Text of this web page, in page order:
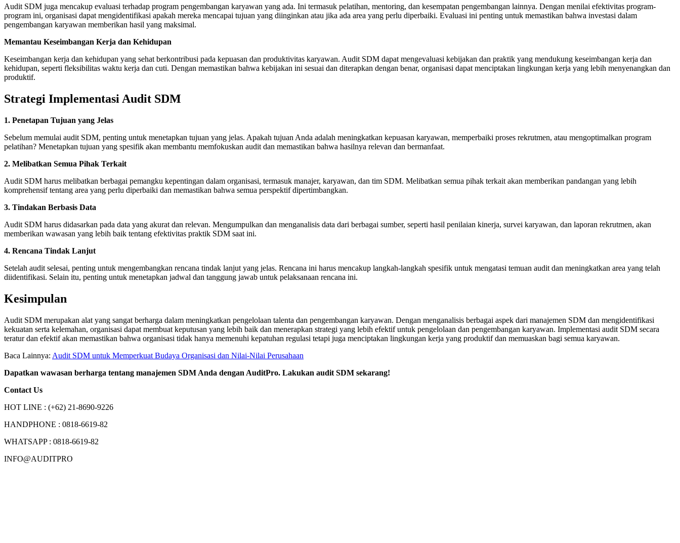
Audit SDM juga mencakup evaluasi terhadap program pengembangan karyawan yang ada. Ini termasuk pelatihan, mentoring, dan kesempatan pengembangan lainnya. Dengan menilai efektivitas program-
program ini, organisasi dapat mengidentifikasi apakah mereka mencapai tujuan yang diinginkan atau jika ada area yang perlu diperbaiki. Evaluasi ini penting untuk memastikan bahwa investasi dalam
pengembangan karyawan memberikan hasil yang maksimal.
Memantau Keseimbangan Kerja dan Kehidupan
Keseimbangan kerja dan kehidupan yang sehat berkontribusi pada kepuasan dan produktivitas karyawan. Audit SDM dapat mengevaluasi kebijakan dan praktik yang mendukung keseimbangan kerja dan
kehidupan, seperti fleksibilitas waktu kerja dan cuti. Dengan memastikan bahwa kebijakan ini sesuai dan diterapkan dengan benar, organisasi dapat menciptakan lingkungan kerja yang lebih menyenangkan dan
produktif.
Strategi Implementasi Audit SDM
1. Penetapan Tujuan yang Jelas
Sebelum memulai audit SDM, penting untuk menetapkan tujuan yang jelas. Apakah tujuan Anda adalah meningkatkan kepuasan karyawan, memperbaiki proses rekrutmen, atau mengoptimalkan program
pelatihan? Menetapkan tujuan yang spesifik akan membantu memfokuskan audit dan memastikan bahwa hasilnya relevan dan bermanfaat.
2. Melibatkan Semua Pihak Terkait
Audit SDM harus melibatkan berbagai pemangku kepentingan dalam organisasi, termasuk manajer, karyawan, dan tim SDM. Melibatkan semua pihak terkait akan memberikan pandangan yang lebih
komprehensif tentang area yang perlu diperbaiki dan memastikan bahwa semua perspektif dipertimbangkan.
3. Tindakan Berbasis Data
Audit SDM harus didasarkan pada data yang akurat dan relevan. Mengumpulkan dan menganalisis data dari berbagai sumber, seperti hasil penilaian kinerja, survei karyawan, dan laporan rekrutmen, akan
memberikan wawasan yang lebih baik tentang efektivitas praktik SDM saat ini.
4. Rencana Tindak Lanjut
Setelah audit selesai, penting untuk mengembangkan rencana tindak lanjut yang jelas. Rencana ini harus mencakup langkah-langkah spesifik untuk mengatasi temuan audit dan meningkatkan area yang telah
diidentifikasi. Selain itu, penting untuk menetapkan jadwal dan tanggung jawab untuk pelaksanaan rencana ini.
Kesimpulan
Audit SDM merupakan alat yang sangat berharga dalam meningkatkan pengelolaan talenta dan pengembangan karyawan. Dengan menganalisis berbagai aspek dari manajemen SDM dan mengidentifikasi
kekuatan serta kelemahan, organisasi dapat membuat keputusan yang lebih baik dan menerapkan strategi yang lebih efektif untuk pengelolaan dan pengembangan karyawan. Implementasi audit SDM secara
teratur dan efektif akan memastikan bahwa organisasi tidak hanya memenuhi kepatuhan regulasi tetapi juga menciptakan lingkungan kerja yang produktif dan memuaskan bagi semua karyawan.
Baca Lainnya: Audit SDM untuk Memperkuat Budaya Organisasi dan Nilai-Nilai Perusahaan
Dapatkan wawasan berharga tentang manajemen SDM Anda dengan AuditPro. Lakukan audit SDM sekarang!
Contact Us
HOT LINE : (+62) 21-8690-9226
HANDPHONE : 0818-6619-82
WHATSAPP : 0818-6619-82
INFO@AUDITPRO